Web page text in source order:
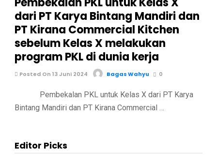
dari PT Karya Bintang Mandiri dan
PT Kirana Commercial Kitchen
sebelum Kelas X melakukan
program PKL di dunia kerja
Posted On 13 Juni 2024 Bagas Wahyu 0
Pembekalan PKL untuk Kelas X dari PT Karya
Bintang Mandiri dan PT Kirana Commercial …
Editor Picks